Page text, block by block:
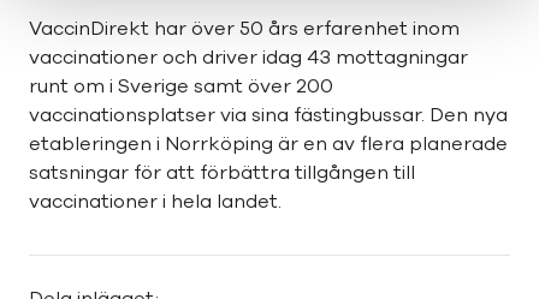
VaccinDirekt har över 50 års erfarenhet inom
vaccinationer och driver idag 43 mottagningar
runt om i Sverige samt över 200
vaccinationsplatser via sina fästingbussar. Den nya
etableringen i Norrköping är en av flera planerade
satsningar för att förbättra tillgången till
vaccinationer i hela landet.